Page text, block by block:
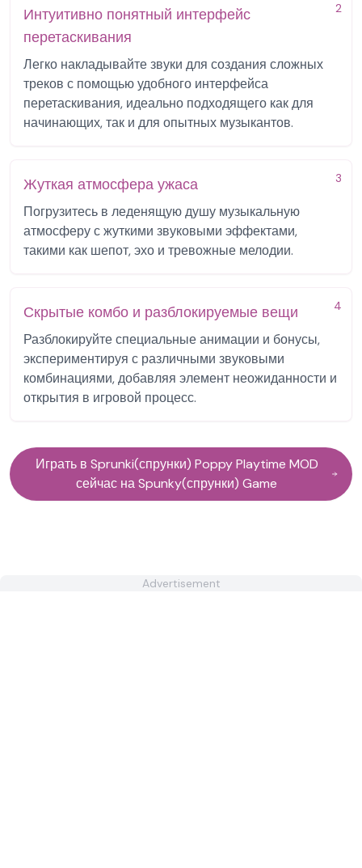
2
Интуитивно понятный интерфейс
перетаскивания
Легко накладывайте звуки для создания сложных
треков с помощью удобного интерфейса
перетаскивания, идеально подходящего как для
начинающих, так и для опытных музыкантов.
3
Жуткая атмосфера ужаса
Погрузитесь в леденящую душу музыкальную
атмосферу с жуткими звуковыми эффектами,
такими как шепот, эхо и тревожные мелодии.
4
Скрытые комбо и разблокируемые вещи
Разблокируйте специальные анимации и бонусы,
экспериментируя с различными звуковыми
комбинациями, добавляя элемент неожиданности и
открытия в игровой процесс.
Играть в Sprunki(спрунки) Poppy Playtime MOD
сейчас на Spunky(спрунки) Game
Advertisement